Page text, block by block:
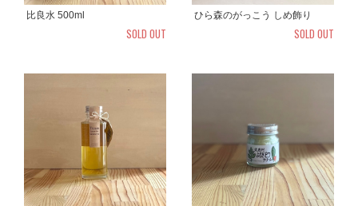
比良水 500ml
SOLD OUT
ひら森のがっこう しめ飾り
SOLD OUT